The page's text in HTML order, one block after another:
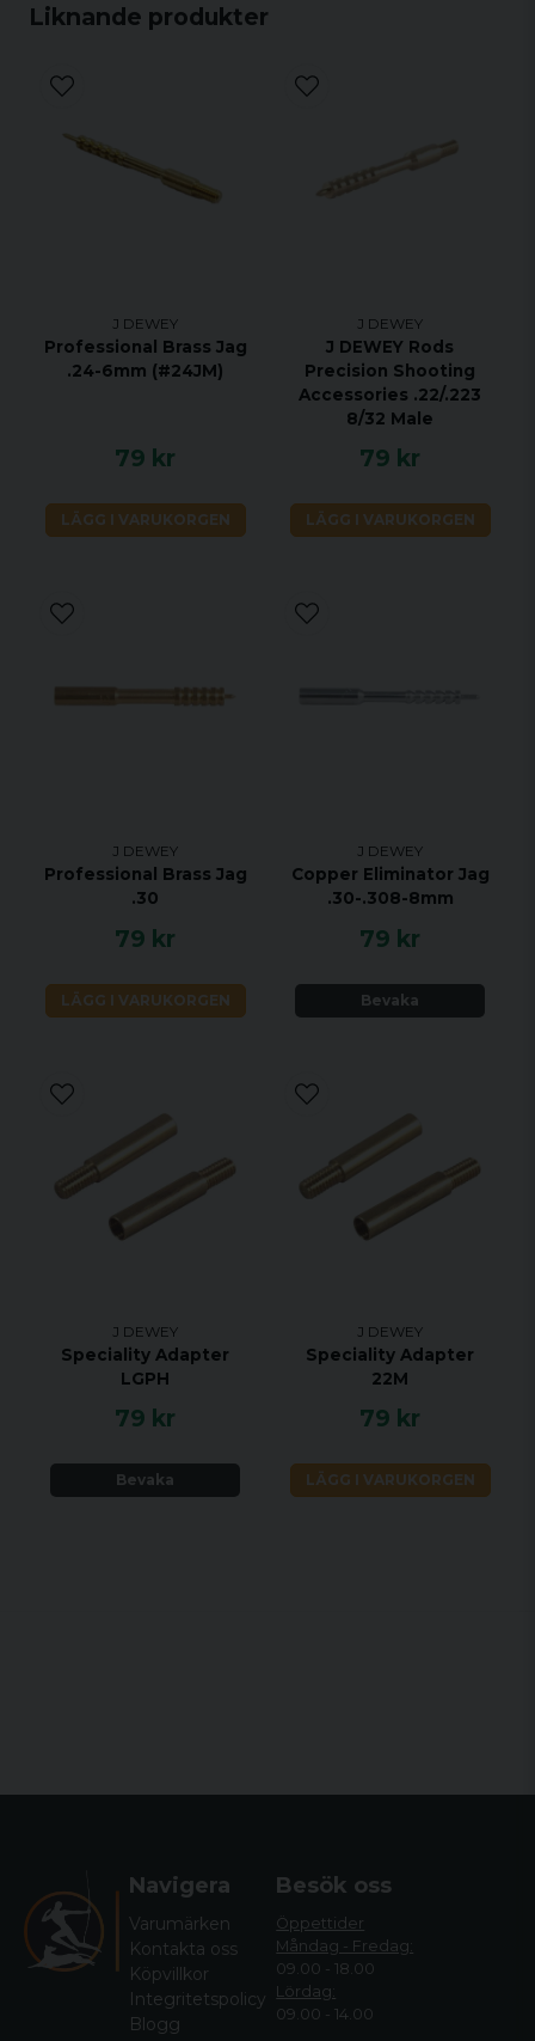
Liknande produkter
J DEWEY
Professional Brass Jag
.24-6mm (#24JM)
79 kr
LÄGG I VARUKORGEN
J DEWEY
J DEWEY Rods
Precision Shooting
Accessories .22/.223
8/32 Male
79 kr
LÄGG I VARUKORGEN
J DEWEY
Professional Brass Jag
.30
79 kr
LÄGG I VARUKORGEN
J DEWEY
Copper Eliminator Jag
.30-.308-8mm
79 kr
Bevaka
J DEWEY
Speciality Adapter
LGPH
79 kr
Bevaka
J DEWEY
Speciality Adapter
22M
79 kr
LÄGG I VARUKORGEN
Navigera
Varumärken
Kontakta oss
Köpvillkor
Integritetspolicy
Blogg
Besök oss
Öppettider
Måndag - Fredag:
09.00 - 18.00
Lördag:
09.00 - 14.00